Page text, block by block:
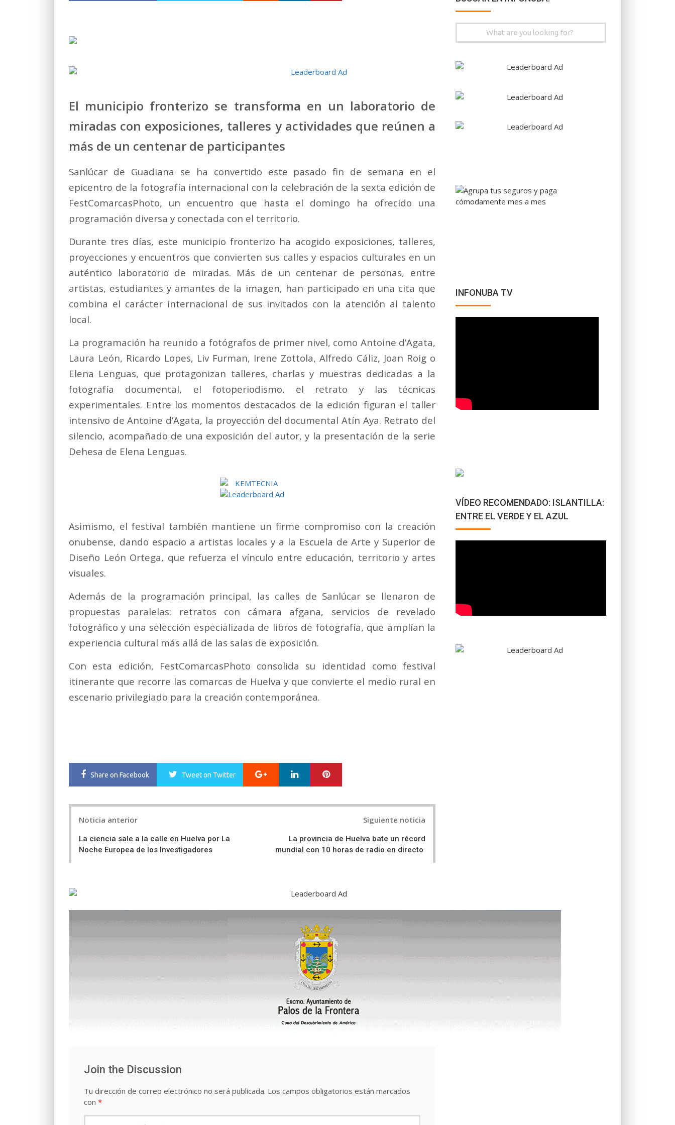
El municipio fronterizo se transforma en un laboratorio de
miradas con exposiciones, talleres y actividades que reúnen a
más de un centenar de participantes
Sanlúcar de Guadiana se ha convertido este pasado fin de semana en el
epicentro de la fotografía internacional con la celebración de la sexta edición de
FestComarcasPhoto, un encuentro que hasta el domingo ha ofrecido una
programación diversa y conectada con el territorio.
Durante tres días, este municipio fronterizo ha acogido exposiciones, talleres,
proyecciones y encuentros que convierten sus calles y espacios culturales en un
auténtico laboratorio de miradas. Más de un centenar de personas, entre
artistas, estudiantes y amantes de la imagen, han participado en una cita que
combina el carácter internacional de sus invitados con la atención al talento
local.
La programación ha reunido a fotógrafos de primer nivel, como Antoine d’Agata,
Laura León, Ricardo Lopes, Liv Furman, Irene Zottola, Alfredo Cáliz, Joan Roig o
Elena Lenguas, que protagonizan talleres, charlas y muestras dedicadas a la
fotografía documental, el fotoperiodismo, el retrato y las técnicas
experimentales. Entre los momentos destacados de la edición figuran el taller
intensivo de Antoine d’Agata, la proyección del documental Atín Aya. Retrato del
silencio, acompañado de una exposición del autor, y la presentación de la serie
Dehesa de Elena Lenguas.
Asimismo, el festival también mantiene un firme compromiso con la creación
onubense, dando espacio a artistas locales y a la Escuela de Arte y Superior de
Diseño León Ortega, que refuerza el vínculo entre educación, territorio y artes
visuales.
Además de la programación principal, las calles de Sanlúcar se llenaron de
propuestas paralelas: retratos con cámara afgana, servicios de revelado
fotográfico y una selección especializada de libros de fotografía, que amplían la
experiencia cultural más allá de las salas de exposición.
Con esta edición, FestComarcasPhoto consolida su identidad como festival
itinerante que recorre las comarcas de Huelva y que convierte el medio rural en
escenario privilegiado para la creación contemporánea.
Share on Facebook Tweeton Twitter Google+ LinkedIn
Noticia anterior
La ciencia sale a la calle en Huelva por La
Noche Europea de los Investigadores
Siguiente noticia
La provincia de Huelva bate un récord
mundial con 10 horas de radio en directo
Join the Discussion
Tu dirección de correo electrónico no será publicada. Los campos obligatorios están marcados
con *
Search
INFONUBA TV
VÍDEO RECOMENDADO: ISLANTILLA:
ENTRE EL VERDE Y EL AZUL